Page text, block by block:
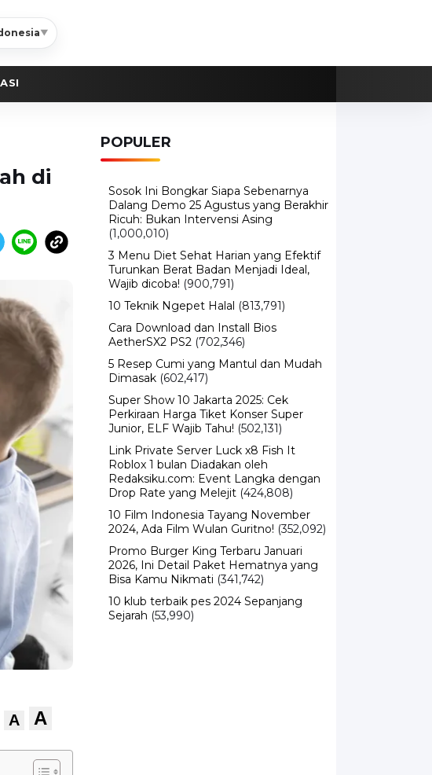
▼
di
A A
POPULER
Sosok Ini Bongkar Siapa Sebenarnya
Dalang Demo 25 Agustus yang Berakhir
Ricuh: Bukan Intervensi Asing
(1,000,010)
3 Menu Diet Sehat Harian yang Efektif
Turunkan Berat Badan Menjadi Ideal,
Wajib dicoba! (900,791)
10 Teknik Ngepet Halal (813,791)
Cara Download dan Install Bios
AetherSX2 PS2 (702,346)
5 Resep Cumi yang Mantul dan Mudah
Dimasak (602,417)
Super Show 10 Jakarta 2025: Cek
Perkiraan Harga Tiket Konser Super
Junior, ELF Wajib Tahu! (502,131)
Link Private Server Luck x8 Fish It
Roblox 1 bulan Diadakan oleh
Redaksiku.com: Event Langka dengan
Drop Rate yang Melejit (424,808)
10 Film Indonesia Tayang November
2024, Ada Film Wulan Guritno! (352,092)
Promo Burger King Terbaru Januari
2026, Ini Detail Paket Hematnya yang
Bisa Kamu Nikmati (341,742)
10 klub terbaik pes 2024 Sepanjang
Sejarah (53,990)